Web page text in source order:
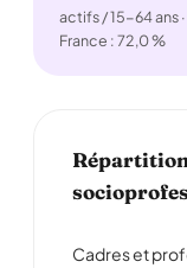
actifs / 15-64 ans ·
France : 72,0 %
Cadres et